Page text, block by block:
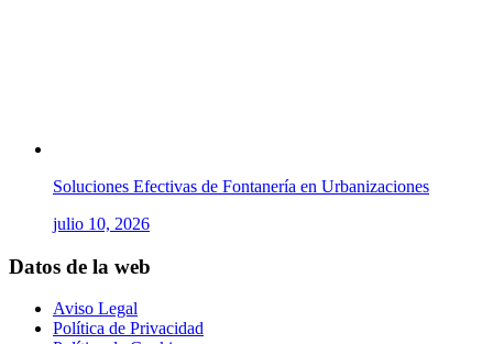
Soluciones Efectivas de Fontanería en Urbanizaciones
julio 10, 2026
Datos de la web
Aviso Legal
Política de Privacidad